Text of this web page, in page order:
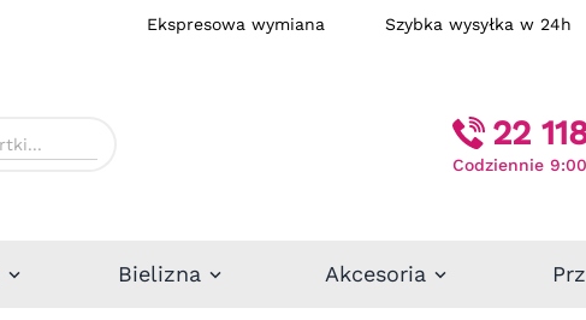
Ekspresowa wymiana Szybka wysyłka w
22
Codziennie
Bielizna Akcesoria